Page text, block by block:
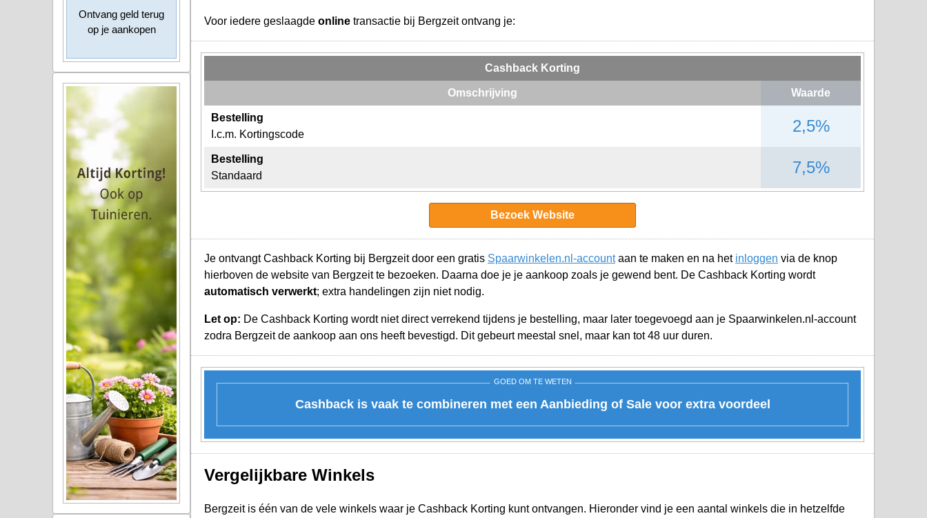
Ontvang geld terug
op je aankopen
Voor iedere geslaagde online transactie bij Bergzeit ontvang je:
Cashback Korting
Omschrijving Waarde
Bestelling
I.c.m. Kortingscode
2,5%
Bestelling
Standaard
7,5%
Bezoek Website
Je ontvangt Cashback Korting bij Bergzeit door een gratis Spaarwinkelen.nl-accountaan te maken en na het inloggen via de knop
hierboven de website van Bergzeit te bezoeken. Daarna doe je je aankoop zoals je gewend bent. De Cashback Korting wordt
automatisch verwerkt; extra handelingen zijn niet nodig.
Let op: De Cashback Korting wordt niet direct verrekend tijdens je bestelling, maar later toegevoegd aan je Spaarwinkelen.nl-account
zodra Bergzeit de aankoop aan ons heeft bevestigd. Dit gebeurt meestal snel, maar kan tot 48 uur duren.
GOED OM TE WETEN
Cashback is vaak te combineren met een Aanbieding of Sale voor extra voordeel
Vergelijkbare Winkels
Bergzeit is één van de vele winkels waar je Cashback Korting kunt ontvangen. Hieronder vind je een aantal winkels die in hetzelfde